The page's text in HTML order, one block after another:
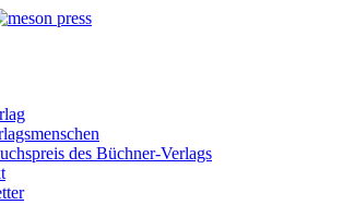
des Büchner-Verlags